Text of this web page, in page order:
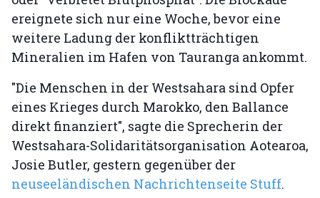
ereignete sich nur eine Woche, bevor eine
weitere Ladung der konfliktträchtigen
Mineralien im Hafen von Tauranga ankommt.
"Die Menschen in der Westsahara sind Opfer
eines Krieges durch Marokko, den Ballance
direkt finanziert", sagte die Sprecherin der
Westsahara-Solidaritätsorganisation Aotearoa,
Josie Butler, gestern gegenüber der
neuseeländischen Nachrichtenseite Stuff.